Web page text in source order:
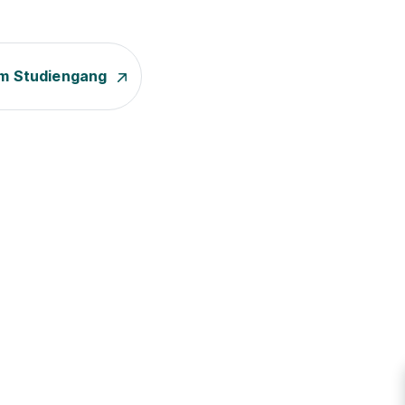
Studiengang